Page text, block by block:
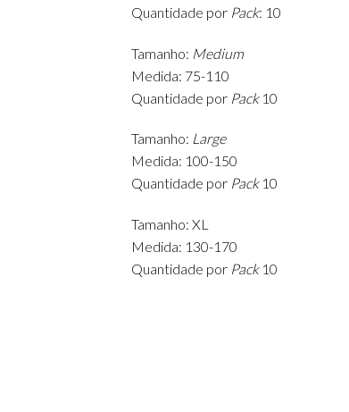
Quantidade por Pack: 10
Tamanho: Medium
Medida: 75-110
Quantidade por Pack10
Tamanho: Large
Medida: 100-150
Quantidade por Pack10
Tamanho: XL
Medida: 130-170
Quantidade por Pack10